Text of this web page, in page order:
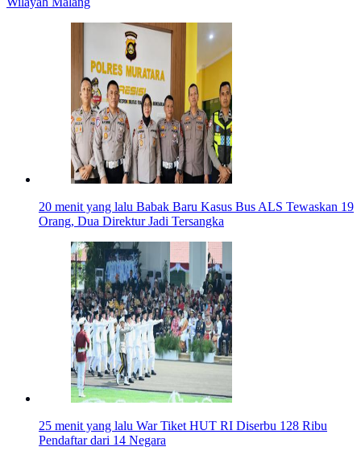
20 menit yang lalu Babak Baru Kasus Bus ALS Tewaskan 19
Orang, Dua Direktur Jadi Tersangka
25 menit yang lalu War Tiket HUT RI Diserbu 128 Ribu
Pendaftar dari 14 Negara